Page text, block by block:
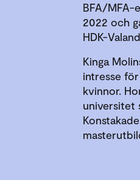
BFA/MFA-
2022 och
HDK-
Kinga
intresse
kvinnor.
universitet